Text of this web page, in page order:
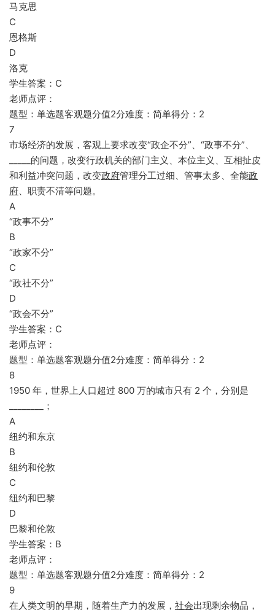
马克思
C
恩格斯
D
洛克
学生答案：C
老师点评：
题型：单选题客观题分值2分难度：简单得分：2
7
市场经济的发展，客观上要求改变“政企不分”、“政事不分”、
_____的问题，改变行政机关的部门主义、本位主义、互相扯皮
和利益冲突问题，改变政府管理分工过细、管事太多、全能政
府、职责不清等问题。
A
“政事不分”
B
“政家不分”
C
“政社不分”
D
“政会不分”
学生答案：C
老师点评：
题型：单选题客观题分值2分难度：简单得分：2
8
1950 年，世界上人口超过 800 万的城市只有 2 个，分别是
________；
A
纽约和东京
B
纽约和伦敦
C
纽约和巴黎
D
巴黎和伦敦
学生答案：B
老师点评：
题型：单选题客观题分值2分难度：简单得分：2
9
在人类文明的早期，随着生产力的发展， 社会出现剩余物品，